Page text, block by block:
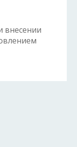
внесении